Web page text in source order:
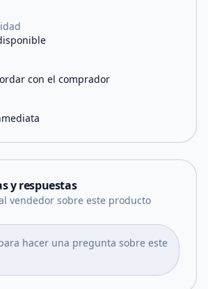
con el comprador
y respuestas
vendedor sobre este producto
hacer una pregunta sobre este